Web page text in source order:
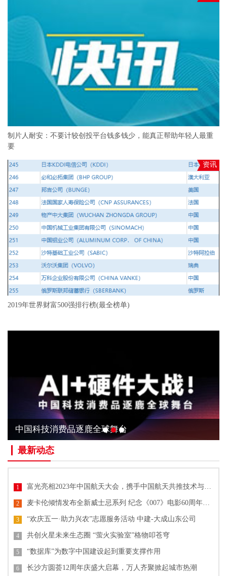
制片人耐安：不要计较创投平台钱多钱少，能真正帮助年轻人最重
要
资讯
2019年世界财富500强排行榜(最全榜单)
中国科技消费品逐鹿全球舞台
最新动态
1
2
3 “欢庆五一·助力兴农”志愿服务活动 中建-大成山东公司
4 共创火星未来生态圈 “萤火实验室”格物叩苍穹
5 “数据库”为数字中国建设起到重要支撑作用
6 长沙方圆荟12周年庆盛大启幕，万人齐聚掀起城市热潮